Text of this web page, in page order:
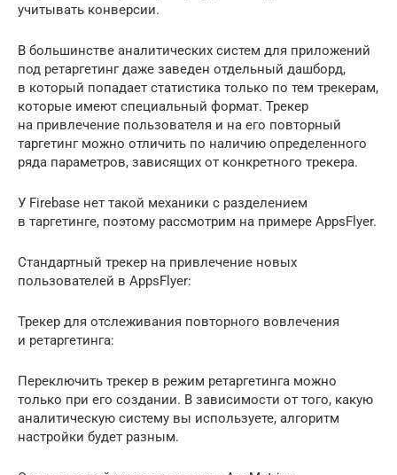
учитывать конверсии.
В большинстве аналитических систем для приложений
под ретаргетинг даже заведен отдельный дашборд,
в который попадает статистика только по тем трекерам,
которые имеют специальный формат. Трекер
на привлечение пользователя и на его повторный
таргетинг можно отличить по наличию определенного
ряда параметров, зависящих от конкретного трекера.
У Firebase нет такой механики с разделением
в таргетинге, поэтому рассмотрим на примере AppsFlyer.
Стандартный трекер на привлечение новых
пользователей в AppsFlyer:
Трекер для отслеживания повторного вовлечения
и ретаргетинга:
Переключить трекер в режим ретаргетинга можно
только при его создании. В зависимости от того, какую
аналитическую систему вы используете, алгоритм
настройки будет разным.